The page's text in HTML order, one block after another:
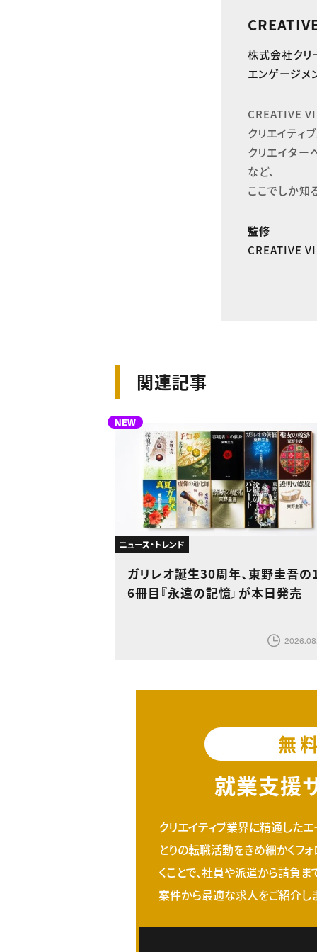
株式会社クリ
エンゲージメ
CREATIVE
クリエイティ
クリエイター
など、
ここでしか知
監修
CREATIVE
関連記事
NEW
ニュース・トレンド
ガリレオ誕生30周年、東野圭吾
6冊目『永遠の記憶』が本日発売
無
就業支援
クリエイティブ業界に精通した
とりの転職活動をきめ細かくフ
くことで、社員や派遣から請負
案件から最適な求人をご紹介し